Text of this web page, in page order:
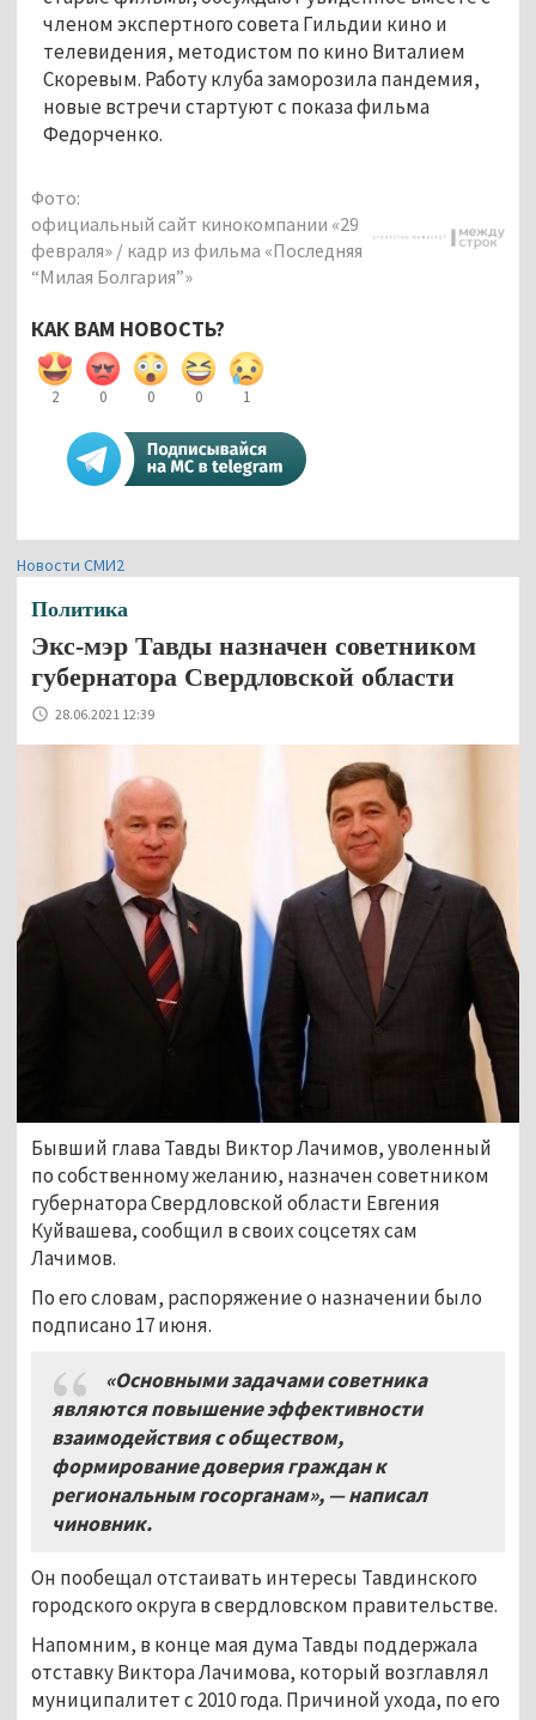
членом экспертного совета Гильдии кино и
телевидения, методистом по кино Виталием
Скоревым. Работу клуба заморозила пандемия,
новые встречи стартуют с показа фильма
Федорченко.
Фото:
официальный сайт кинокомпании «29
февраля» / кадр из фильма «Последняя
“Милая Болгария”»
КАК ВАМ НОВОСТЬ?
2 0 0 0 1
Новости СМИ2
Политика
Экс-мэр Тавды назначен советником
губернатора Свердловской области
28.06.2021 12:39
Бывший глава Тавды Виктор Лачимов, уволенный
по собственному желанию, назначен советником
губернатора Свердловской области Евгения
Куйвашева, сообщил в своих соцсетях сам
Лачимов.
По его словам, распоряжение о назначении было
подписано 17 июня.
«Основными задачами советника
являются повышение эффективности
взаимодействия с обществом,
формирование доверия граждан к
региональным госорганам», — написал
чиновник.
Он пообещал отстаивать интересы Тавдинского
городского округа в свердловском правительстве.
Напомним, в конце мая дума Тавды поддержала
отставку Виктора Лачимова, который возглавлял
муниципалитет с 2010 года. Причиной ухода, по его